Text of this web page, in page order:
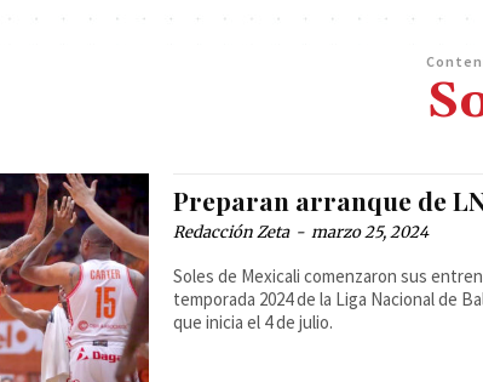
Preparan arranque de
Redacción Zeta - marzo 25, 2024
Soles de Mexicali comenzaron sus
temporada 2024 de la Liga Nacional de
que inicia el 4 de julio.